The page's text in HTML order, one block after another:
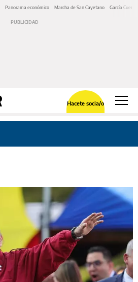
Panorama económico Marcha de San Cayetano García Cuerva
Hacete socia/o